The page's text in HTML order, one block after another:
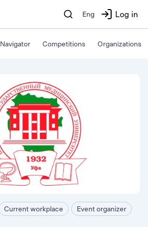
Eng Log in
Navigator Competitions Organizations
Current workplace Event organizer